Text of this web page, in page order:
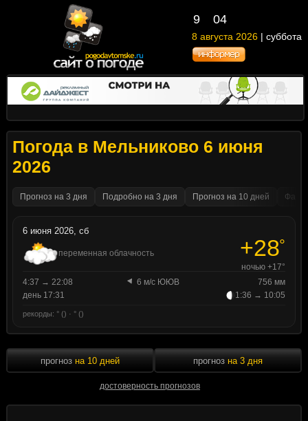
9 04
8 августа 2026 | суббота
Погода в Мельниково 6 июня
2026
Прогноз на 3 дня Подробно на 3 дня Прогноз на 10 дней
6 июня 2026, сб
переменная облачность +28°
ночью +17°
4:37 → 22:08
6 м/с ЮЮВ
756 мм
день 17:31
1:36 → 10:05
рекорды: ° () · ° ()
прогноз на 10 дней
достоверность прогнозов
прогноз на 3 дня